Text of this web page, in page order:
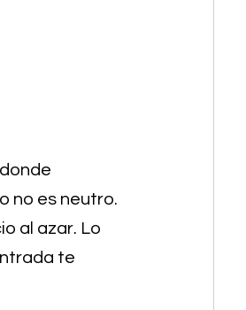
no es neutro.
al azar. Lo
te